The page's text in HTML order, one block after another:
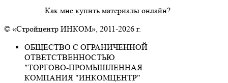
Как мне купить материалы онлайн?
© «Стройцентр ИНКОМ», 2011-2026 г.
ОБЩЕСТВО С ОГРАНИЧЕННОЙ
ОТВЕТСТВЕННОСТЬЮ
"ТОРГОВО-ПРОМЫШЛЕННАЯ
КОМПАНИЯ "ИНКОМЦЕНТР"